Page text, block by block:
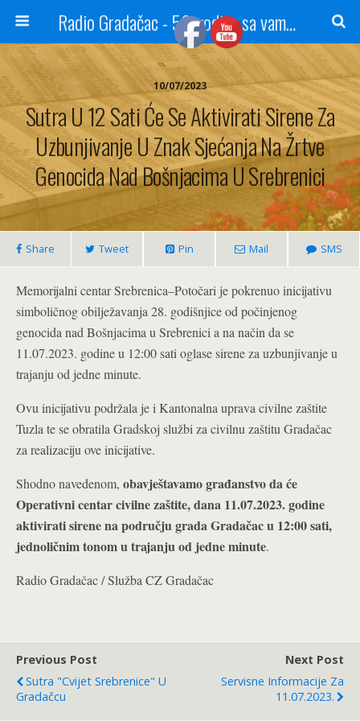
Radio Gradačac - 56 godina sa vama...
10/07/2023
Sutra U 12 Sati Će Se Aktivirati Sirene Za
Uzbunjivanje U Znak Sjećanja Na Žrtve
Genocida Nad Bošnjacima U Srebrenici
Share Tweet Pin Mail SMS
Memorijalni centar Srebrenica–Potočari je pokrenuo inicijativu
simboličnog obilježavanja 28. godišnjice od počinjenog
genocida nad Bošnjacima u Srebrenici a na način da se
11.07.2023. godine u 12:00 sati oglase sirene za uzbunjivanje u
trajanju od jedne minute.
Ovu inicijativu podržala je i Kantonalna uprava civilne zaštite
Tuzla te se obratila Gradskoj službi za civilnu zaštitu Gradačac
za realizaciju ove inicijative.
Shodno navedenom, obavještavamo građanstvo da će
Operativni centar civilne zaštite, dana 11.07.2023. godine
aktivirati sirene na području grada Gradačac u 12:00 sati,
jednoličnim tonom u trajanju od jedne minute.
Radio Gradačac / Služba CZ Gradačac
Previous Post
Sutra "Cvijet Srebrenice" U
Gradačcu
Next Post
Servisne Informacije Za
11.07.2023.